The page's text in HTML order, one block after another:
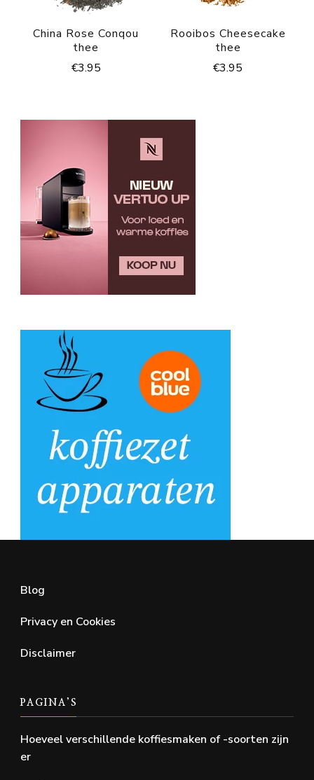
China Rose Conqou
thee
€3.95
Rooibos Cheesecake
thee
€3.95
Blog
Privacy en Cookies
Disclaimer
PAGINA’S
Hoeveel verschillende koffiesmaken of -soorten zijn
er